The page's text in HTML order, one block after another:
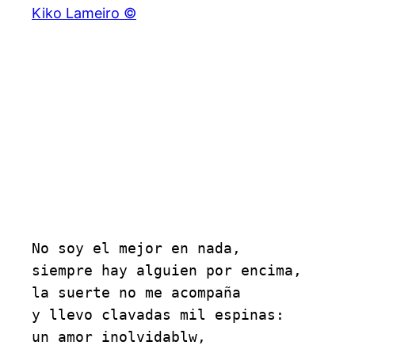
Kiko Lameiro ©
No soy el mejor en nada,
siempre hay alguien por encima,
la suerte no me acompaña
y llevo clavadas mil espinas:
un amor inolvidablw,